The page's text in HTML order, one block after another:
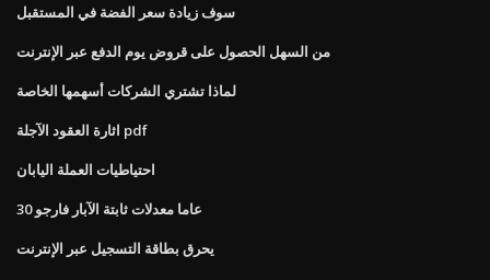
سوف زيادة سعر الفضة في المستقبل
من السهل الحصول على قروض يوم الدفع عبر الإنترنت
لماذا تشتري الشركات أسهمها الخاصة
اثارة العقود الآجلة pdf
احتياطيات العملة اليابان
30 عاما معدلات ثابتة الآبار فارجو
يحرق بطاقة التسجيل عبر الإنترنت